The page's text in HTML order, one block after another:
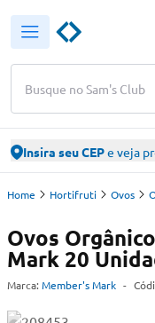
Busque no Sam's Club
Insira seu CEPe veja
Home Hortifruti Ovos
Ovos
Mark 20
Marca: Member's Mark -